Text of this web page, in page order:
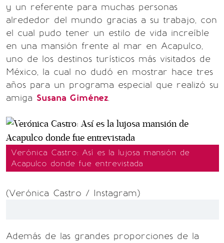
y un referente para muchas personas
alrededor del mundo gracias a su trabajo, con
el cual pudo tener un estilo de vida increíble
en una mansión frente al mar en Acapulco,
uno de los destinos turísticos más visitados de
México, la cual no dudó en mostrar hace tres
años para un programa especial que realizó su
amiga Susana Giménez.
Verónica Castro: Así es la lujosa mansión de
Acapulco donde fue entrevistada
(Verónica Castro / Instagram)
Además de las grandes proporciones de la